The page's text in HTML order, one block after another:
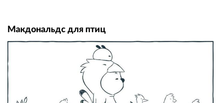
Макдональдс для птиц